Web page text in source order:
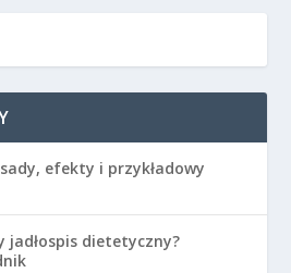
efekty i przykładowy
jadłospis dietetyczny?